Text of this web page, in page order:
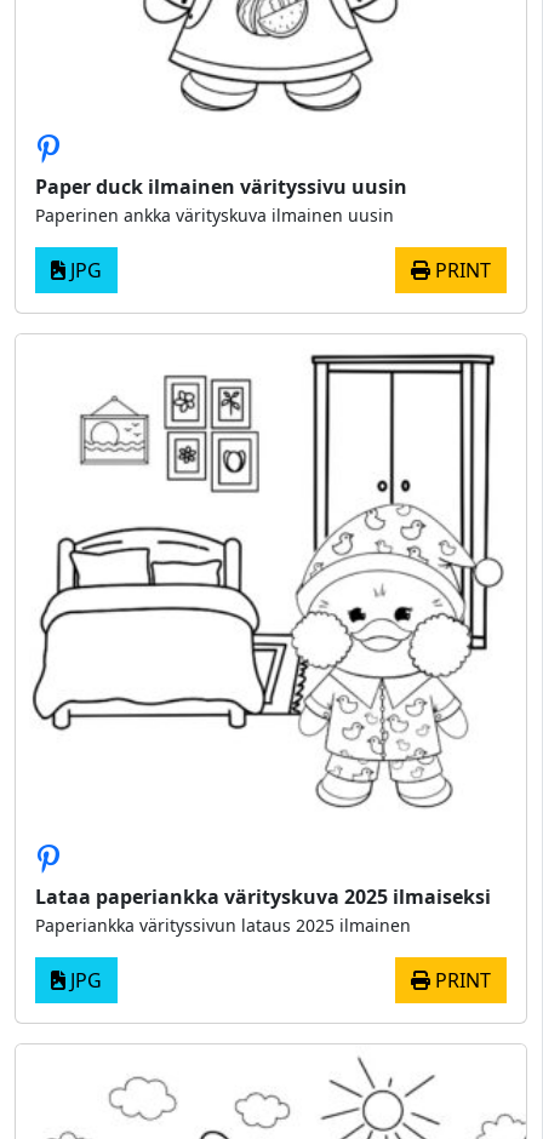
Paper duck ilmainen värityssivu uusin
Paperinen ankka värityskuva ilmainen uusin
JPG PRINT
Lataa paperiankka värityskuva 2025 ilmaiseksi
Paperiankka värityssivun lataus 2025 ilmainen
JPG PRINT